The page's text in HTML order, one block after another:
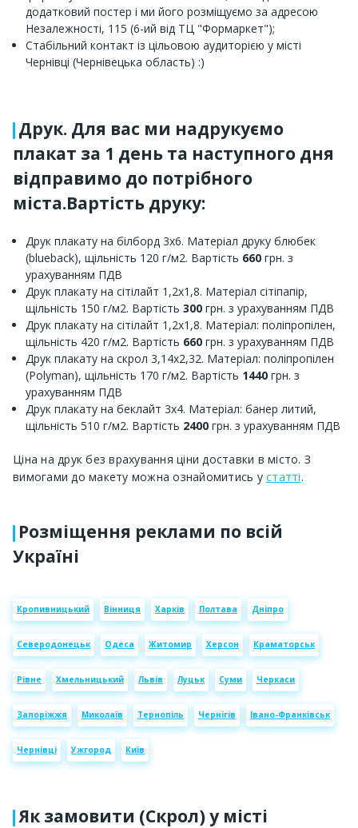
додатковий постер і ми його розміщуємо за адресою
Незалежності, 115 (6-ий від ТЦ "Формаркет");
Стабільний контакт із цільовою аудиторією у місті
Чернівці (Чернівецька область) :)
Друк. Для вас ми надрукуємо
плакат за 1 день та наступного дня
відправимо до потрібного
міста.Вартість друку:
Друк плакату на білборд 3х6. Матеріал друку блюбек
(blueback), щільність 120 г/м2. Вартість 660 грн. з
урахуванням ПДВ
Друк плакату на сітілайт 1,2х1,8. Матеріал сітіпапір,
щільність 150 г/м2. Вартість 300 грн. з урахуванням ПДВ
Друк плакату на сітілайт 1,2х1,8. Матеріал: поліпропілен,
щільність 420 г/м2. Вартість 660 грн. з урахуванням ПДВ
Друк плакату на скрол 3,14х2,32. Матеріал: поліпропілен
(Polyman), щільність 170 г/м2. Вартість 1440 грн. з
урахуванням ПДВ
Друк плакату на беклайт 3х4. Матеріал: банер литий,
щільність 510 г/м2. Вартість 2400 грн. з урахуванням ПДВ
Ціна на друк без врахування ціни доставки в місто. З
вимогами до макету можна ознайомитись у статті.
Розміщення реклами по всій
Україні
Кропивницький Вінниця Харків Полтава Дніпро
Северодонецьк Одеса Житомир Херсон Краматорськ
Рівне Хмельницький Львів Луцьк Суми Черкаси
Запоріжжя Миколаїв Тернопіль Чернігів Івано-Франківськ
Чернівці Ужгород Київ
Як замовити (Скрол) у місті